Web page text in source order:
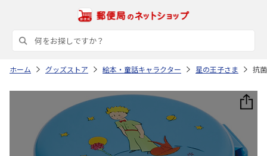
ホーム グッズストア 絵本・童話キャラクター 星の王子さま 抗